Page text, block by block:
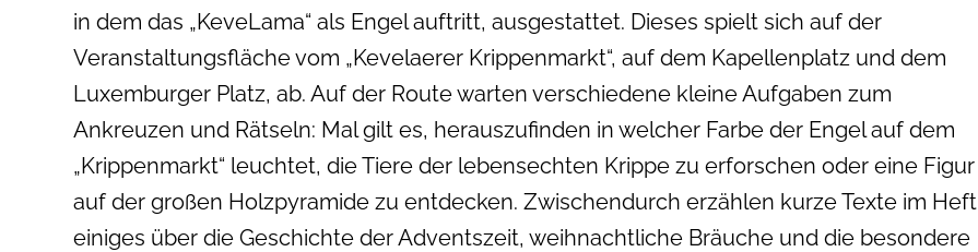
in dem das „KeveLama“ als Engel auftritt, ausgestattet. Dieses spielt sich auf der
Veranstaltungsfläche vom „Kevelaerer Krippenmarkt“, auf dem Kapellenplatz und dem
Luxemburger Platz, ab. Auf der Route warten verschiedene kleine Aufgaben zum
Ankreuzen und Rätseln: Mal gilt es, herauszufinden in welcher Farbe der Engel auf dem
„Krippenmarkt“ leuchtet, die Tiere der lebensechten Krippe zu erforschen oder eine Figur
auf der großen Holzpyramide zu entdecken. Zwischendurch erzählen kurze Texte im Heft
einiges über die Geschichte der Adventszeit, weihnachtliche Bräuche und die besondere